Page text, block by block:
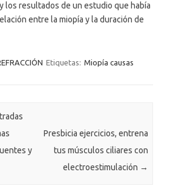
los resultados de un estudio que había
entre la miopía y la duración de
Etiquetas: Miopía causas
y
Presbicia ejercicios, entrena
tus músculos ciliares con
electroestimulación →